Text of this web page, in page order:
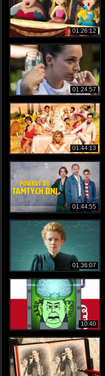
01:26:12
01:24:57
01:44:13
01:44:55
01:36:07
10:40